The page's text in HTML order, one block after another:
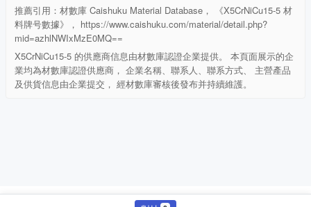
推薦引用：材數庫 Caishuku Material Database， 《X5CrNiCu15-5 材
料牌号數據》， https://www.caishuku.com/material/detail.php?
mid=azhlNWIxMzE0MQ==
X5CrNiCu15-5 的供應商信息由材數庫認證企業提供。 本頁面展示的企
業均為材數庫認證供應商， 企業名稱、聯系人、聯系方式、 主營產品
及供貨信息由企業提交， 經材數庫審核後發布并持續維護。